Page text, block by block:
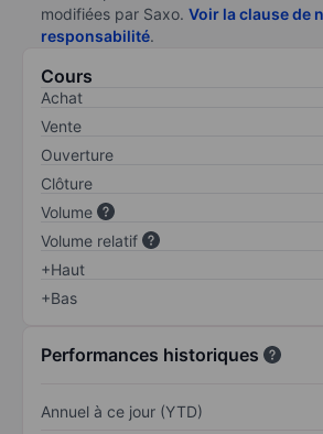
modifiées par Saxo. Voir la clause de
responsabilité.
Cours
Achat
Vente
Ouverture
Clôture
Volume
Volume relatif
+Haut
+Bas
Performances historiques
Annuel à ce jour (YTD)